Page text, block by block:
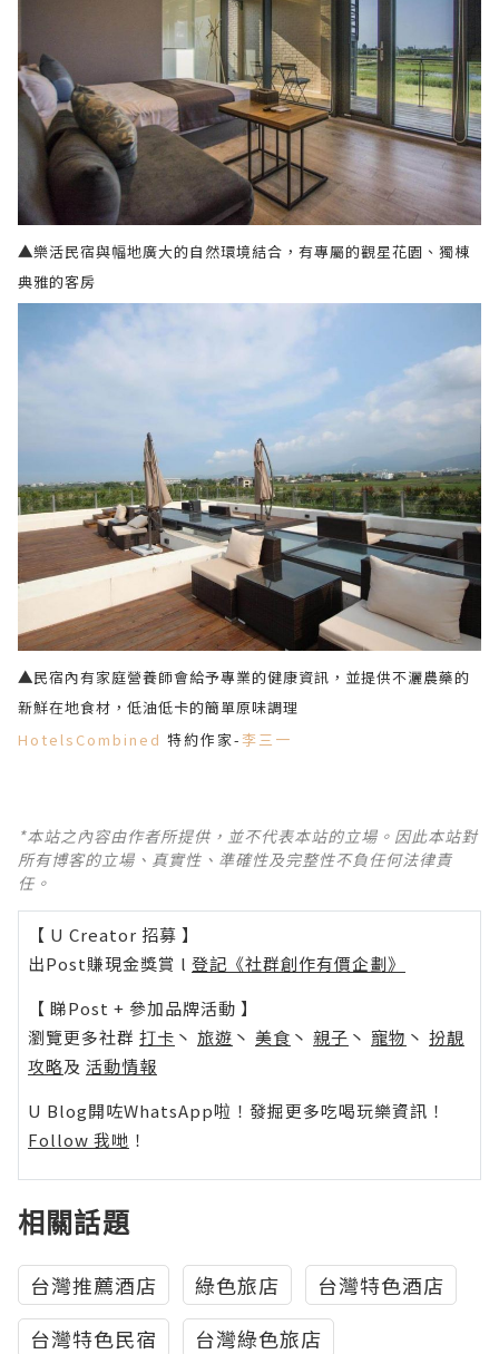
▲樂活民宿與幅地廣大的自然環境結合，有專屬的觀星花園、獨棟
典雅的客房
▲民宿內有家庭營養師會給予專業的健康資訊，並提供不灑農藥的
新鮮在地食材，低油低卡的簡單原味調理
HotelsCombined 特約作家-李三一
*本站之內容由作者所提供，並不代表本站的立場。因此本站對
所有博客的立場、真實性、準確性及完整性不負任何法律責
任。
【 U Creator 招募 】
出Post賺現金獎賞 l 登記《社群創作有價企劃》
【 睇Post + 參加品牌活動 】
瀏覽更多社群 打卡 丶 旅遊 丶 美食 丶 親子 丶 寵物 丶 扮靚
攻略及 活動情報
U Blog開咗WhatsApp啦！發掘更多吃喝玩樂資訊！
Follow 我哋 ！
相關話題
台灣推薦酒店 綠色旅店
台灣特色酒店
台灣特色民宿
台灣綠色旅店